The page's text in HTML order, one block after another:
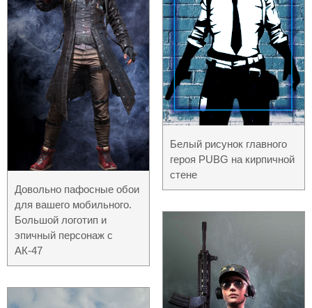
Довольно пафосные обои
для вашего мобильного.
Большой логотип и
эпичный персонаж с
АК-47
Белый рисунок главного
героя PUBG на кирпичной
стене